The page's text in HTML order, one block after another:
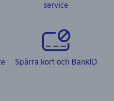
service
Spärra kort och BankID